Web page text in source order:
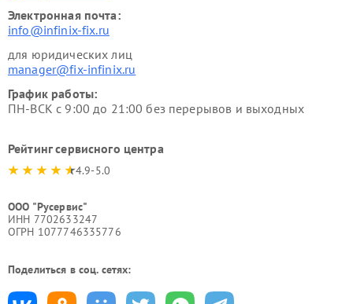
Электронная почта:
info@infinix-fix.ru
для юридических лиц
manager@fix-infinix.ru
График работы:
ПН-ВСК с 9:00 до 21:00 без перерывов и выходных
Рейтинг сервисного центра
4.9-5.0
ООО "Русервис"
ИНН 7702633247
ОГРН 1077746335776
Поделиться в соц. сетях: